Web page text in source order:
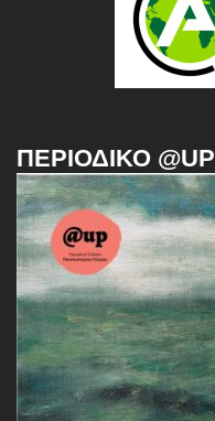
ΠΕΡΙΟΔΙΚΌ @UP